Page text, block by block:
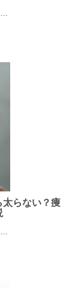
太らない？痩